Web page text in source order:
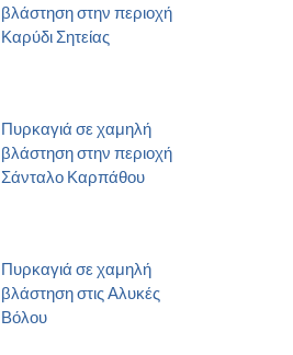
βλάστηση στην περιοχή
Καρύδι Σητείας
Πυρκαγιά σε χαμηλή
βλάστηση στην περιοχή
Σάνταλο Καρπάθου
Πυρκαγιά σε χαμηλή
βλάστηση στις Αλυκές
Βόλου